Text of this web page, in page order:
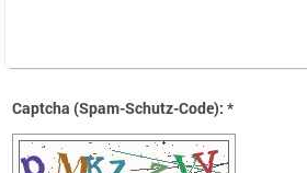
Captcha (Spam-Schutz-Code): *